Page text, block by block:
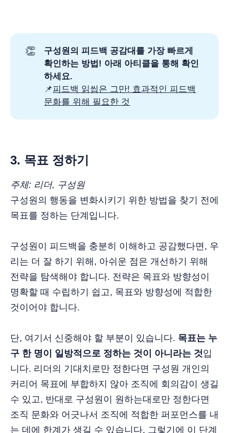
👏
구성원의 피드백 공감대를 가장 빠르게
확인하는 방법! 아래 아티클을 통해 확인
하세요.
📌피드백 읽씹은 그만! 효과적인 피드백
문화를 위해 필요한 것
3. 목표 정하기
주체: 리더, 구성원
구성원의 행동을 변화시키기 위한 방법을 찾기 전에
목표를 정하는 단계입니다.
구성원이 피드백을 충분히 이해하고 공감했다면, 우
리는 더 잘 하기 위해, 아쉬운 점은 개선하기 위해
전략을 탐색해야 합니다. 전략은 목표와 방향성이
명확할 때 수립하기 쉽고, 목표와 방향성에 적합한
것이어야 합니다.
단, 여기서 신중해야 할 부분이 있습니다. 목표는 누
구 한 명이 일방적으로 정하는 것이 아니라는 것입
니다. 리더의 기대치로만 정한다면 구성원 개인의
커리어 목표에 부합하지 않아 조직에 회의감이 생길
수 있고, 반대로 구성원이 원하는대로만 정한다면
조직 문화와 어긋나서 조직에 적합한 퍼포먼스를 내
는 데에 한계가 생길 수 있습니다. 그렇기에 이 단계